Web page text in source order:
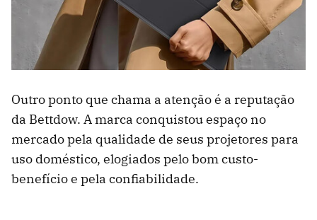
Outro ponto que chama a atenção é a reputação
da Bettdow. A marca conquistou espaço no
mercado pela qualidade de seus projetores para
uso doméstico, elogiados pelo bom custo-
benefício e pela confiabilidade.